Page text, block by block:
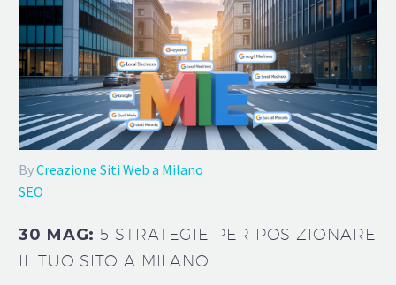
ByCreazione Siti Web a Milano
SEO
30 MAG: 5 STRATEGIE PER POSIZIONARE
IL TUO SITO A MILANO